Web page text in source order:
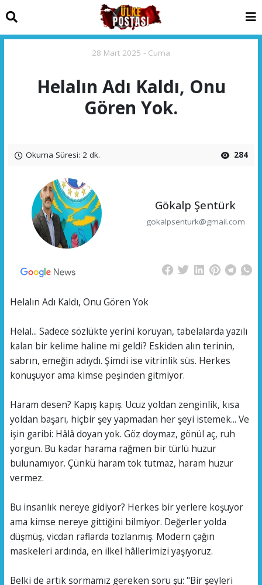
28 Mart 2025 - Cuma
Helalın Adı Kaldı, Onu
Gören Yok.
Okuma Süresi: 2 dk. 284
Gökalp Şentürk
gokalpsenturk@gmail.com
Helalın Adı Kaldı, Onu Gören Yok
Helal... Sadece sözlükte yerini koruyan, tabelalarda yazılı
kalan bir kelime haline mi geldi? Eskiden alın terinin,
sabrın, emeğin adıydı. Şimdi ise vitrinlik süs. Herkes
konuşuyor ama kimse peşinden gitmiyor.
Haram desen? Kapış kapış. Ucuz yoldan zenginlik, kısa
yoldan başarı, hiçbir şey yapmadan her şeyi istemek... Ve
işin garibi: Hâlâ doyan yok. Göz doymaz, gönül aç, ruh
yorgun. Bu kadar harama rağmen bir türlü huzur
bulunamıyor. Çünkü haram tok tutmaz, haram huzur
vermez.
Bu insanlık nereye gidiyor? Herkes bir yerlere koşuyor
ama kimse nereye gittiğini bilmiyor. Değerler yolda
düşmüş, vicdan raflarda tozlanmış. Modern çağın
maskeleri ardında, en ilkel hâllerimizi yaşıyoruz.
Belki de artık sormamız gereken soru şu: "Bir şeyleri